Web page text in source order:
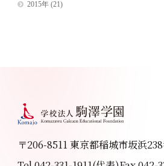
2015年(21)
〒206-8511 東京都稲城市坂浜